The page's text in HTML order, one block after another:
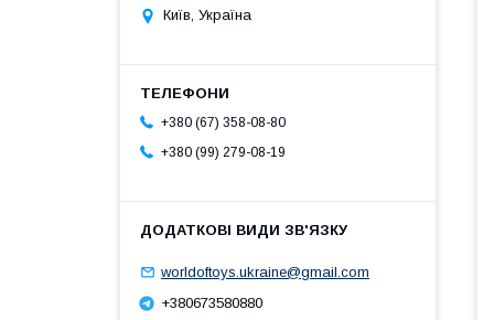
Київ, Україна
+380 (67) 358-08-80
+380 (99) 279-08-19
worldoftoys.ukraine@gmail.com
+380673580880